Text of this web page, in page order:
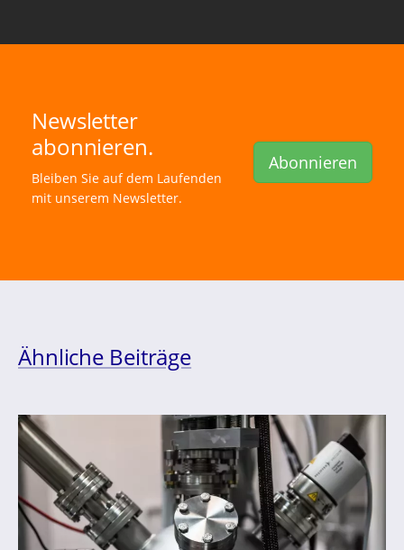
Newsletter
abonnieren.
Bleiben Sie auf dem Laufenden
mit unserem Newsletter.
Abonnieren
Ähnliche Beiträge